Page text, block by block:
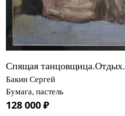
Спящая танцовщица.Отдых.
Бакин Сергей
Бумага, пастель
128 000 ₽